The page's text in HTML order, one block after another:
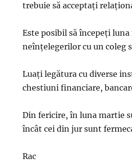
trebuie să acceptaţi
Este posibil să începeţi
neînţelegerilor cu un coleg
Luaţi legătura cu diverse
chestiuni financiare,
Din fericire, în luna martie
încât cei din jur sunt
Rac